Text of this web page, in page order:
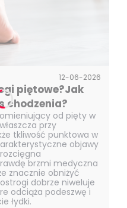
12-06-2026
piętowe?Jak
chodzenia?
od pięty w
przy
tkliwość punktowa w
objawy
brzmi medyczna
znacznie obniżyć
dobrze niweluje
odciąża podeszwę i
łydki.